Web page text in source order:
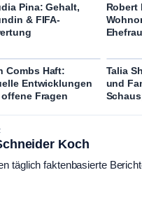
Pina: Gehalt,
& FIFA-
Robert
Combs Haft:
Entwicklungen
Fragen
Talia
und
Koch
täglich faktenbasierte